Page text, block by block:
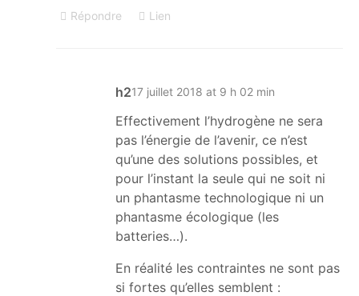
Répondre Lien
h217 juillet 2018 at 9 h 02 min
Effectivement l’hydrogène ne sera
pas l’énergie de l’avenir, ce n’est
qu’une des solutions possibles, et
pour l’instant la seule qui ne soit ni
un phantasme technologique ni un
phantasme écologique (les
batteries…).
En réalité les contraintes ne sont pas
si fortes qu’elles semblent :